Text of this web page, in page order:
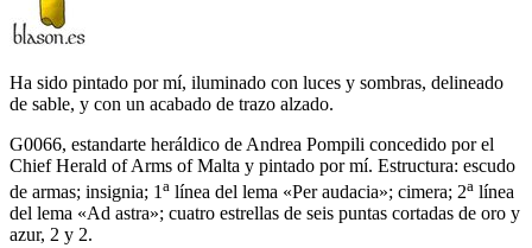
Ha sido pintado por mí, iluminado con luces y sombras, delineado
de sable, y con un acabado de trazo alzado.
G0066, estandarte heráldico de Andrea Pompili concedido por el
Chief Herald of Arms of Malta y pintado por mí. Estructura: escudo
de armas; insignia; 1 a línea del lema «Per audacia»; cimera; 2a línea
del lema «Ad astra»; cuatro estrellas de seis puntas cortadas de oro y
azur, 2 y 2.